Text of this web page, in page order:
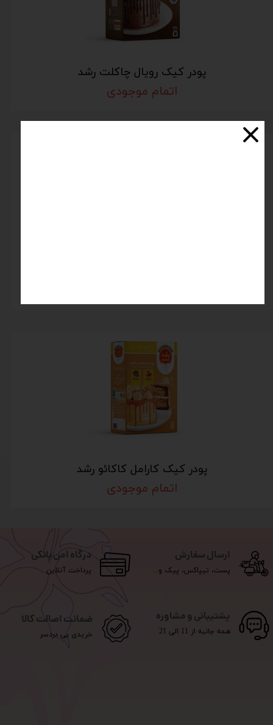
پودر کیک رویال چاکلت رشد
اتمام موجودی
پودر کیک کارامل کاکائو رشد
اتمام موجودی
ارسال سفارش
پست، تیپاکس، پیک و...
درگاه امن بانکی
پرداخت آنلاین
پشتیبانی و مشاوره
همه جانبه از 11 الی 21
ضمانت اصالت کالا
خریدی بی دردسر